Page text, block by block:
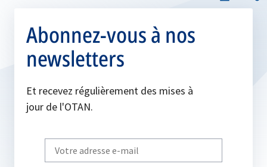
Abonnez-vous à nos
newsletters
Et recevez régulièrement des mises à
jour de l'OTAN.
Write
your